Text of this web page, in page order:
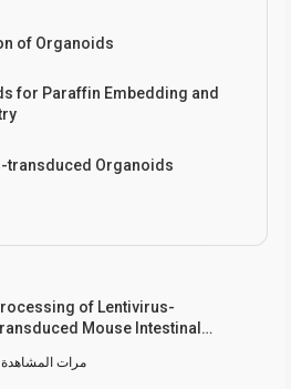
of Organoids
for Paraffin Embedding and
transduced Organoids
of Lentivirus-
Mouse Intestinal
Analysis
مرات المشاهدة